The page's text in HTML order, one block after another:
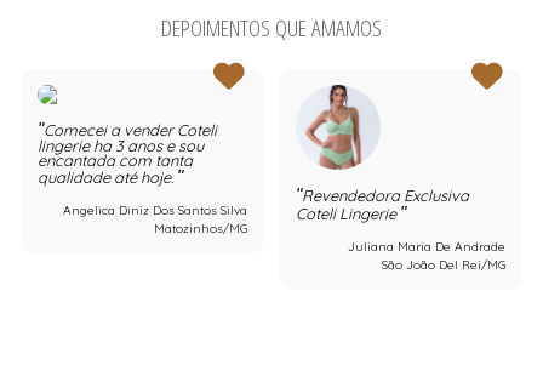
DEPOIMENTOS QUE AMAMOS
Comecei a vender Coteli
lingerie ha 3 anos e sou
encantada com tanta
qualidade até hoje.
Angelica Diniz Dos Santos Silva
Matozinhos/MG
Revendedora Exclusiva
Coteli Lingerie
Juliana Maria De Andrade
São João Del Rei/MG